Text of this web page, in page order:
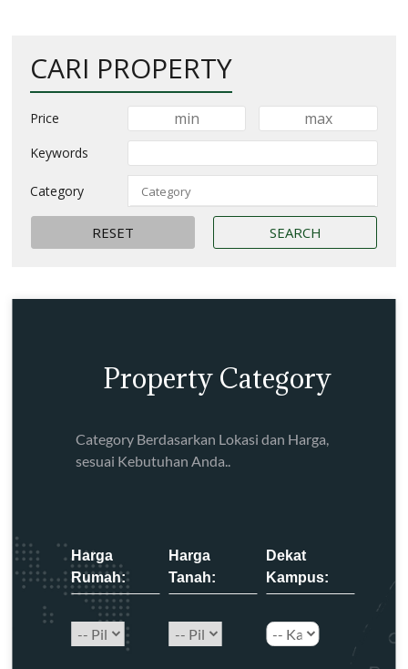
CARI PROPERTY
Price
Keywords
Category
Property Category
Category Berdasarkan Lokasi dan Harga,
sesuai Kebutuhan Anda..
Harga
Rumah:
Harga
Tanah:
Dekat
Kampus: